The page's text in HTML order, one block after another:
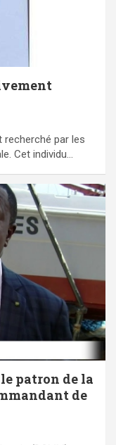
par les
Cet individu…
patron de la
de